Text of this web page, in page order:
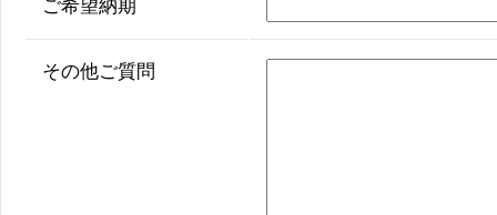
ご希望納期
その他ご質問